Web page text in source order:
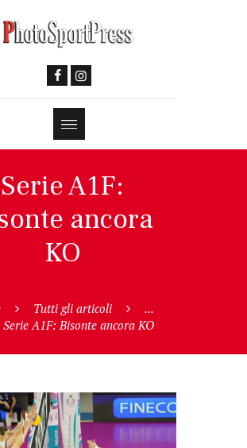
Serie A1F:
ancora
KO
Tutti gli articoli
...
Serie A1F: Bisonte ancora KO